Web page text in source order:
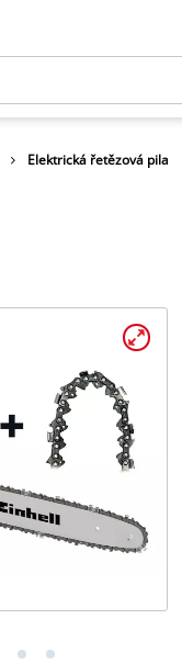
Elektrická řetězová pila